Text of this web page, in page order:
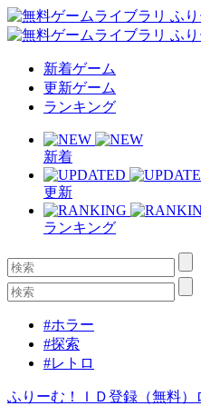
新着ゲーム
更新ゲーム
ランキング
新着
更新
ランキング
#ホラー
#探索
#レトロ
ふりーむ！ＩＤ登録（無料）